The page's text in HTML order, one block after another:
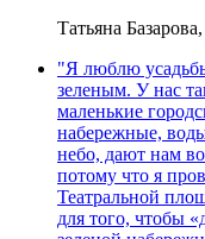
Татьяна
"Я люблю
зеленым. У нас
маленькие
набережные,
небо, дают нам
потому что я
Театральной
для того, чтобы